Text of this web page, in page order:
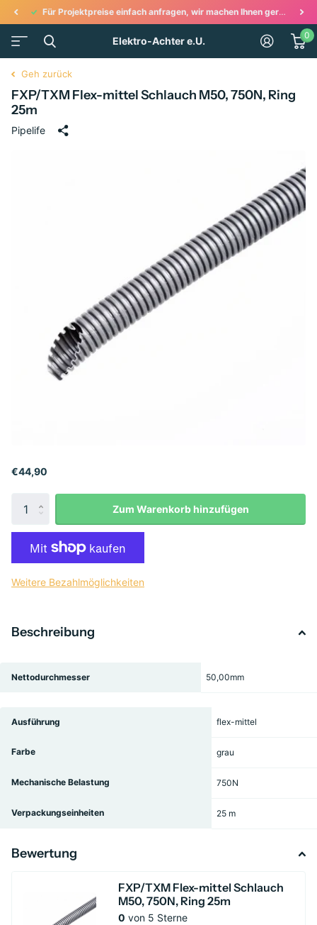
Für Projektpreise einfach anfragen, wir machen Ihnen gerne ein Angebot!
Elektro-Achter e.U. 0
Geh zurück
FXP/TXM Flex-mittel Schlauch M50, 750N, Ring
25m
Pipelife
€44,90
Zum Warenkorb hinzufügen
Weitere Bezahlmöglichkeiten
Beschreibung
Nettodurchmesser 50,00mm
Ausführung flex-mittel
Farbe grau
Mechanische Belastung 750N
Verpackungseinheiten 25 m
Bewertung
FXP/TXM Flex-mittel Schlauch
M50, 750N, Ring 25m
0 von 5 Sterne